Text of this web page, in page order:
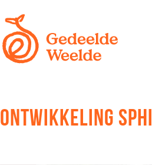
ONTWIKKELING